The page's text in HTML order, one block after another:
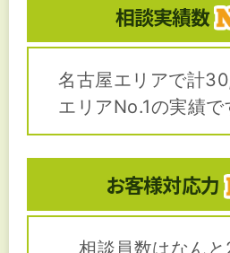
相談実績数
名古屋エリアで計
エリアNo.1の実績で
お客様対応力
相談員数はなんと